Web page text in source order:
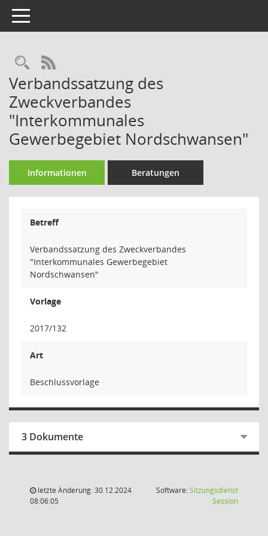
Toggle navigation
Rechercheauswahl
RSS-Feed
Verbandssatzung des
Zweckverbandes
"Interkommunales
Gewerbegebiet Nordschwansen"
Informationen Beratungen
Betreff
Verbandssatzung des Zweckverbandes
"Interkommunales Gewerbegebiet
Nordschwansen"
Vorlage
2017/132
Art
Beschlussvorlage
3 Dokumente
letzte Änderung: 30.12.2024
08:06:05
Software:Sitzungsdienst
Session(Wird in